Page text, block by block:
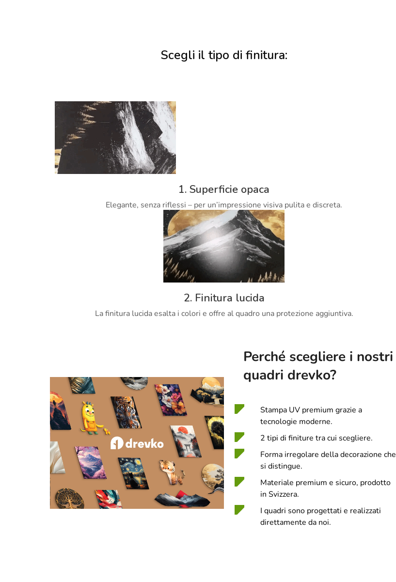
Scegli il tipo di finitura:
1. Superficie opaca
Elegante, senza riflessi – per un’impressione visiva pulita e discreta.
2. Finitura lucida
La finitura lucida esalta i colori e offre al quadro una protezione aggiuntiva.
Perché scegliere i nostri
quadri drevko?
Stampa UV premium grazie a
tecnologie moderne.
2 tipi di finiture tra cui scegliere.
Forma irregolare della decorazione che
si distingue.
Materiale premium e sicuro, prodotto
in Svizzera.
I quadri sono progettati e realizzati
direttamente da noi.